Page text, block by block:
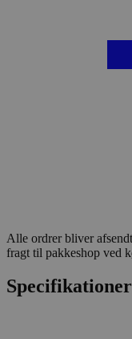
Alle ordrer bliver
fragt til pakkeshop ved
Specifikationer